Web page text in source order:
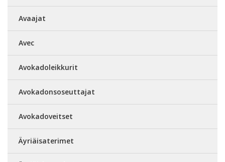
Avaajat
Avec
Avokadoleikkurit
Avokadonsoseuttajat
Avokadoveitset
Äyriäisaterimet